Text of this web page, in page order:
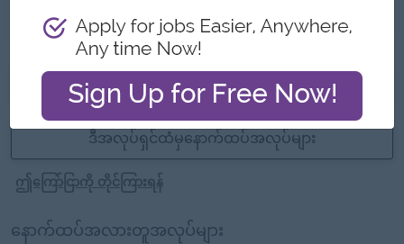
သင်ယူလေ့လာနိုင်ခြင်း
သက်တမ်းကုန်သွားပါပြီ
ဒီအလုပ်ရှင်ထံမှနောက်ထပ်အလုပ်များ
ဤကြော်ငြာကို တိုင်ကြားရန်
နောက်ထပ်အလားတူအလုပ်များ